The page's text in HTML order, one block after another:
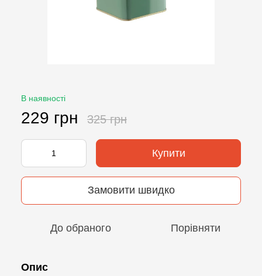
В наявності
229 грн 325 грн
Купити
Замовити швидко
До обраного Порівняти
Опис